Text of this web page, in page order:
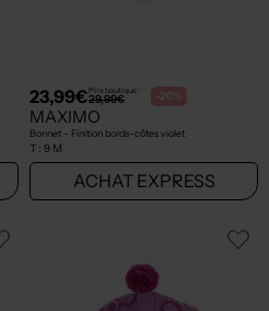
23,99€Prix boutique :
29,99€ -20%
MAXIMO
Bonnet - Finition bords-côtes violet
T : 9 M
ACHAT EXPRESS